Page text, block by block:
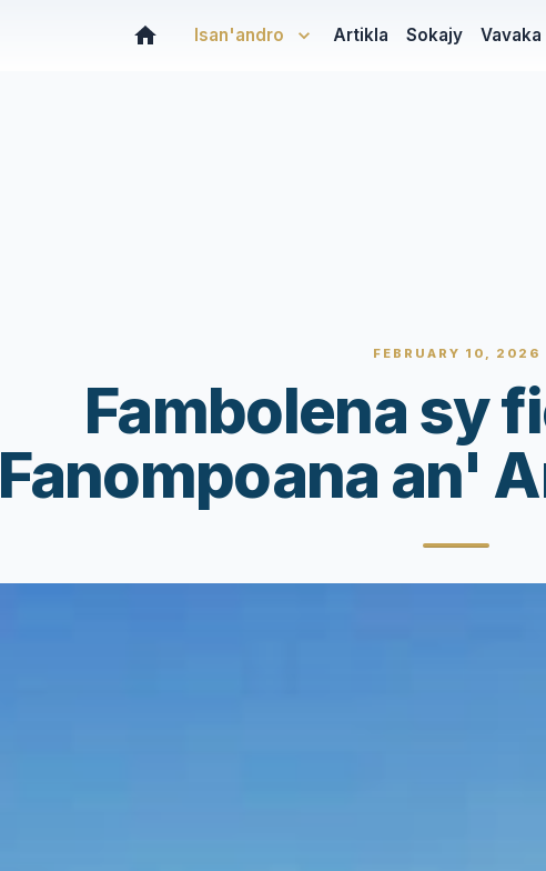
Isan'andro Artikla Sokajy Vavaka
FEBRUARY 10, 2026
Fambolena sy
Fanompoana an'